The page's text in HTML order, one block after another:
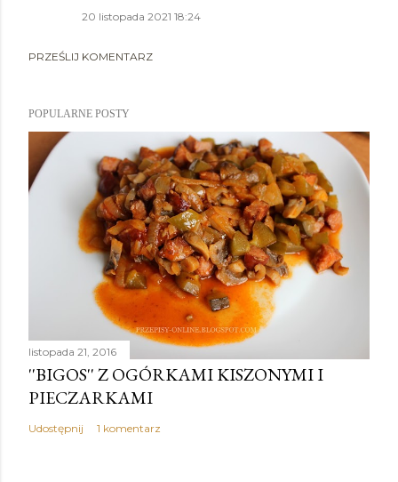
20 listopada 2021 18:24
PRZEŚLIJ KOMENTARZ
POPULARNE POSTY
listopada 21, 2016
''BIGOS'' Z OGÓRKAMI KISZONYMI I
PIECZARKAMI
Udostępnij 1 komentarz